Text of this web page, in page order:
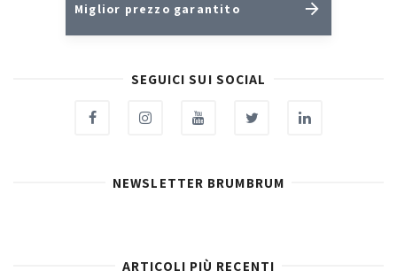
Miglior prezzo garantito
SEGUICI SUI SOCIAL
NEWSLETTER BRUMBRUM
ARTICOLI PIÙ RECENTI